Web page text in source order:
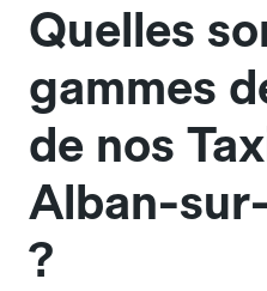
Quelles
gammes
de nos
Alban-
?